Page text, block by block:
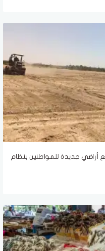
قطع أراضي جديدة للمواطنين بنظام